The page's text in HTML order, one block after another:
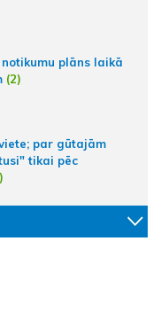
plāns laikā
(2)
par gūtajām
tikai pēc